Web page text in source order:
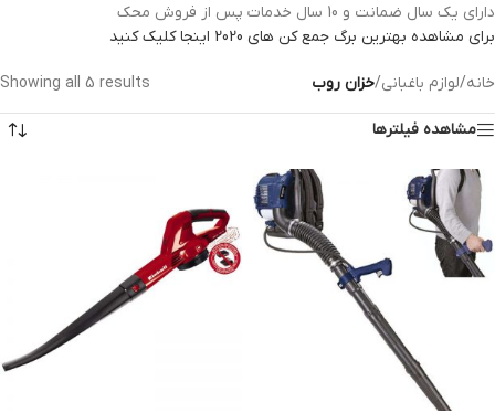
دارای یک سال ضمانت و 10 سال خدمات پس از فروش محک
برای مشاهده بهترین برگ جمع کن های 2020 اینجا کلیک کنید
خانه/لوازم باغبانی/خزان روب Showing all 5 results
مشاهده فیلترها